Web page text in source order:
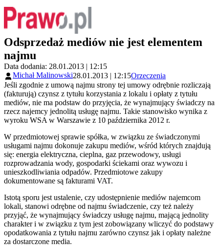
Odsprzedaż mediów nie jest elementem
najmu
Data dodania: 28.01.2013 | 12:15
Michał Malinowski28.01.2013 | 12:15Orzeczenia
Jeśli zgodnie z umową najmu strony tej umowy odrębnie rozliczają
(fakturują) czynsz z tytułu korzystania z lokalu i opłaty z tytułu
mediów, nie ma podstaw do przyjęcia, że wynajmujący świadczy na
rzecz najemcy jednolitą usługę najmu. Takie stanowisko wynika z
wyroku WSA w Warszawie z 10 października 2012 r.
W przedmiotowej sprawie spółka, w związku ze świadczonymi
usługami najmu dokonuje zakupu mediów, wśród których znajdują
się: energia elektryczna, cieplna, gaz przewodowy, usługi
rozprowadzania wody, gospodarki ściekami oraz wywozu i
unieszkodliwiania odpadów. Przedmiotowe zakupy
dokumentowane są fakturami VAT.
Istotą sporu jest ustalenie, czy udostępnienie mediów najemcom
lokali, stanowi odrębne od najmu świadczenie, czy też należy
przyjąć, że wynajmujący świadczy usługę najmu, mającą jednolity
charakter i w związku z tym jest zobowiązany wliczyć do podstawy
opodatkowania z tytułu najmu zarówno czynsz jak i opłaty należne
za dostarczone media.